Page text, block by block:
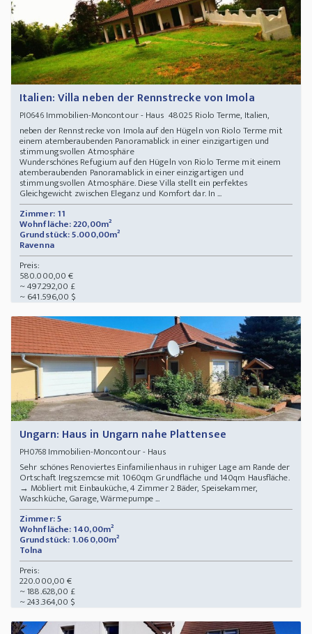
Italien: Villa neben der Rennstrecke von Imola
PI0646Immobilien-Moncontour - Haus 48025 Riolo Terme, Italien,
neben der Rennstrecke von Imola auf den Hügeln von Riolo Terme mit
einem atemberaubenden Panoramablick in einer einzigartigen und
stimmungsvollen Atmosphäre
Wunderschönes Refugium auf den Hügeln von Riolo Terme mit einem
atemberaubenden Panoramablick in einer einzigartigen und
stimmungsvollen Atmosphäre. Diese Villa stellt ein perfektes
Gleichgewicht zwischen Eleganz und Komfort dar. In ...
Zimmer: 11
Wohnfläche: 220,00m²
Grundstück: 5.000,00m²
Ravenna
Preis:
580.000,00 €
~ 497.292,00 £
~ 641.596,00 $
Ungarn: Haus in Ungarn nahe Plattensee
PH0768Immobilien-Moncontour - Haus
Sehr schönes Renoviertes Einfamilienhaus in ruhiger Lage am Rande der
Ortschaft Iregszemcse mit 1060qm Grundfläche und 140qm Hausfläche.
→ Möbliert mit Einbauküche, 4 Zimmer 2 Bäder, Speisekammer,
Waschküche, Garage, Wärmepumpe ...
Zimmer: 5
Wohnfläche: 140,00m²
Grundstück: 1.060,00m²
Tolna
Preis:
220.000,00 €
~ 188.628,00 £
~ 243.364,00 $